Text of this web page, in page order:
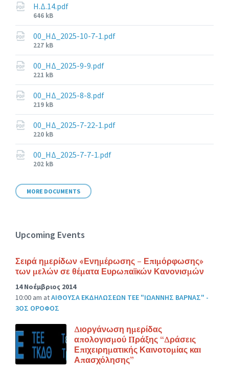
Η.Δ.14.pdf
File
size:
646 kB
00_ΗΔ_2025-10-7-1.pdf
File
size:
227 kB
00_ΗΔ_2025-9-9.pdf
File
size:
221 kB
00_ΗΔ_2025-8-8.pdf
File
size:
219 kB
00_ΗΔ_2025-7-22-1.pdf
File
size:
220 kB
00_ΗΔ_2025-7-7-1.pdf
File
202 kB
MORE DOCUMENTS
Upcoming Events
Σειρά ημερίδων «Ενημέρωσης – Επιμόρφωσης»
των μελών σε θέματα Ευρωπαϊκών Κανονισμών
14 Νοέμβριος 2014
10:00 am atΑΙΘΟΥΣΑ ΕΚΔΗΛΩΣΕΩΝ ΤΕΕ "ΙΩΑΝΝΗΣ ΒΑΡΝΑΣ" -
3ΟΣ ΟΡΟΦΟΣ
Διοργάνωση ημερίδας
απολογισμού Πράξης “Δράσεις
Επιχειρηματικής Καινοτομίας και
Απασχόλησης”